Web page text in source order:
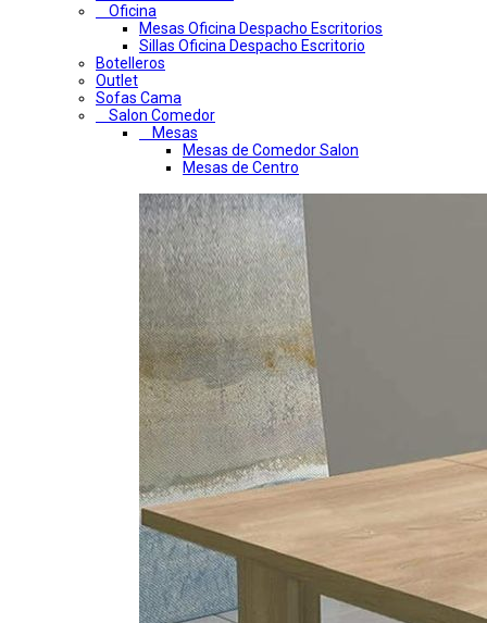
Oficina
Mesas Oficina Despacho Escritorios
Sillas Oficina Despacho Escritorio
Botelleros
Outlet
Sofas Cama
Salon Comedor
Mesas
Mesas de Comedor Salon
Mesas de Centro